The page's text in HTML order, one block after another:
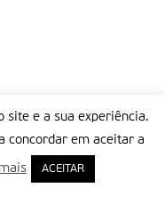
site e a sua experiência.
concordar em aceitar a
ACEITAR